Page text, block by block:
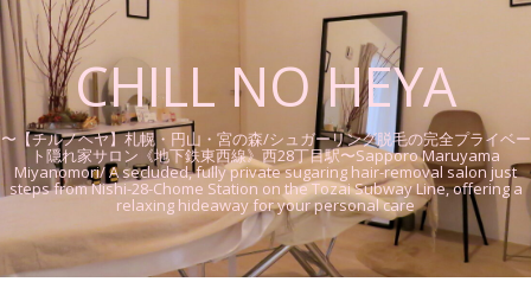
CHILL NO HEYA
〜【チルノヘヤ】札幌・円山・宮の森/シュガーリング脱毛の完全プライベー
ト隠れ家サロン《地下鉄東西線》西28丁目駅〜Sapporo Maruyama
Miyanomori/ A secluded, fully private sugaring hair-removal salon just
steps from Nishi-28-Chome Station on the Tozai Subway Line, offering a
relaxing hideaway for your personal care